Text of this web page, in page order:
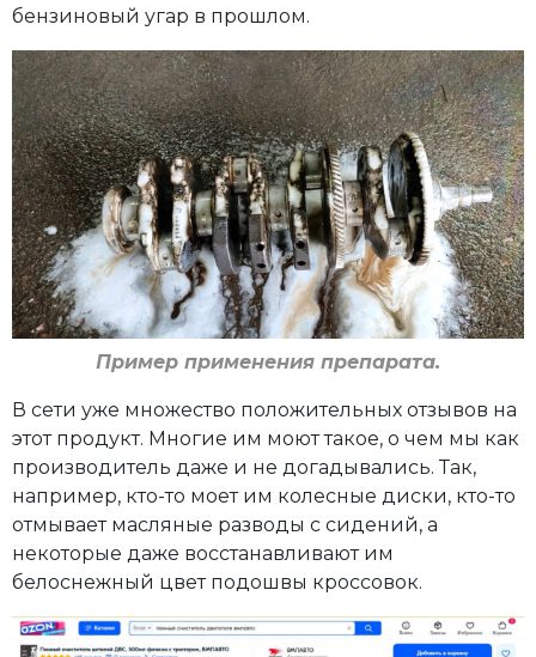
бензиновый угар в прошлом.
Пример применения препарата.
В сети уже множество положительных отзывов на
этот продукт. Многие им моют такое, о чем мы как
производитель даже и не догадывались. Так,
например, кто-то моет им колесные диски, кто-то
отмывает масляные разводы с сидений, а
некоторые даже восстанавливают им
белоснежный цвет подошвы кроссовок.